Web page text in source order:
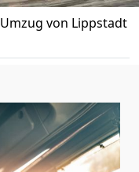
Umzug von Lippstadt